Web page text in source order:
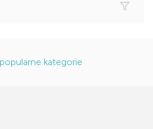
kategorie